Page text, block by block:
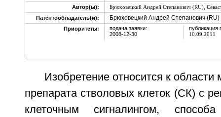
Автор(ы): Брюховецкий Андрей Степанович (RU),
Патентообладатель(и):
Брюховецкий Андрей Степанович (RU)
Приоритеты:
подача заявки:
2008-12-30
публикация
10.09.2011
Изобретение относится к
препарата стволовых клеток (СК) с
клеточным сигналингом,